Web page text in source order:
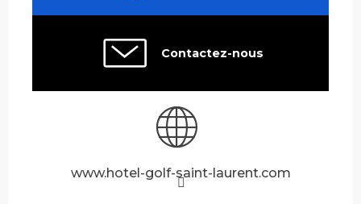
Contactez-nous
www.hotel-golf-saint-laurent.com